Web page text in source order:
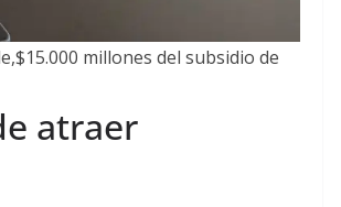
millones del subsidio de
atraer